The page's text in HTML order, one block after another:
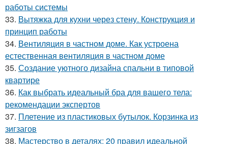
работы системы
33. Вытяжка для кухни через стену. Конструкция и
принцип работы
34. Вентиляция в частном доме. Как устроена
естественная вентиляция в частном доме
35. Создание уютного дизайна спальни в типовой
квартире
36. Как выбрать идеальный бра для вашего тела:
рекомендации экспертов
37. Плетение из пластиковых бутылок. Корзинка из
зигзагов
38. Мастерство в деталях: 20 правил идеальной